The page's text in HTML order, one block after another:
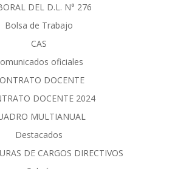
DEL D.L. N° 276
Bolsa de Trabajo
CAS
oficiales
DOCENTE
DOCENTE 2024
MULTIANUAL
Destacados
DE CARGOS DIRECTIVOS